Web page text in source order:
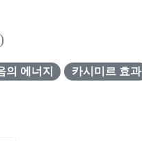
의 에너지 카시미르 효과